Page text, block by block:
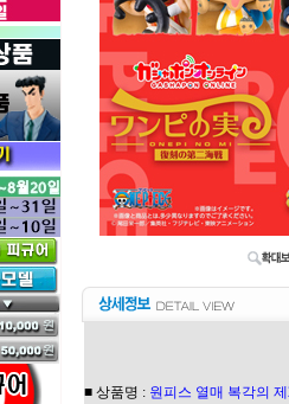
■ 상품명 : 원피스 열매 복각의